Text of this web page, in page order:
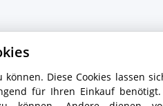
Diese Cookies lassen
für Ihren Einkauf